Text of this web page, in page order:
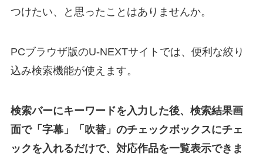
つけたい、と思ったことはありませんか。
PCブラウザ版のU-NEXTサイトでは、便利な絞り
込み検索機能が使えます。
検索バーにキーワードを入力した後、検索結果画
面で「字幕」「吹替」のチェックボックスにチェ
ックを入れるだけで、対応作品を一覧表示できま